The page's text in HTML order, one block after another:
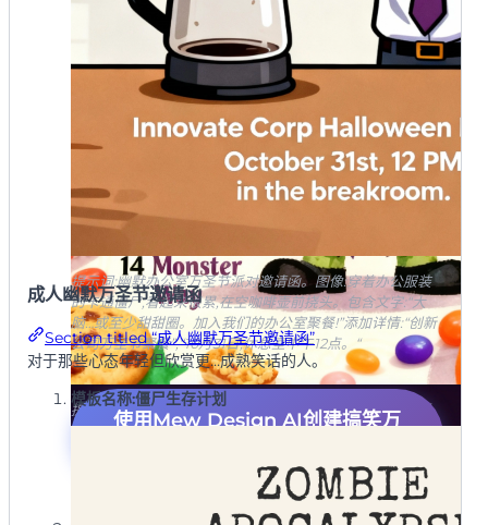
提示词:搞笑可爱万圣节邀请函。图像:友好、笨拙的卡通科
学怪人怪物拿着一大块糖果。风格:俏皮多彩。包含文字:“零
29日”,“下午3点”,“怪物路14号”。
提示词:幽默办公室万圣节派对邀请函。图像:穿着办公服装
的卡通僵尸,看起来很累,在空咖啡壶前挠头。包含文字:“大
脑…或至少甜甜圈。加入我们的办公室聚餐!”添加详情:“创新
公司万圣节聚餐”,“10月31日,休息室中午12点。“
使用Mew Design AI创建搞笑万
成人幽默万圣节邀请函
Section titled “成人幽默万圣节邀请函”
对于那些心态年轻但欣赏更…成熟笑话的人。
模板名称:僵尸生存计划